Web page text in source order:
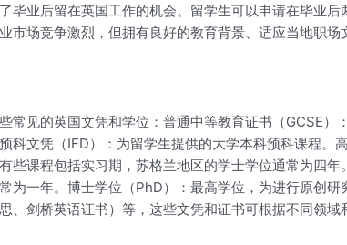
毕业后留在英国工作的机会。留学生可以申请在毕业
市场竞争激烈，但拥有良好的教育背景、适应当地职
常见的英国文凭和学位：普通中等教育证书（GCSE
科文凭（IFD）：为留学生提供的大学本科预科课程
课程包括实习期，苏格兰地区的学士学位通常为四
为一年。博士学位（PhD）：最高学位，为进行原创
剑桥英语证书）等，这些文凭和证书可根据不同领域